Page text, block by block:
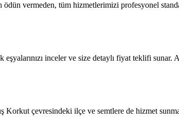
vermeden, tüm hizmetlerimizi profesyonel
inceler ve size detaylı fiyat teklifi
çevresindeki ilçe ve semtlere de hizmet